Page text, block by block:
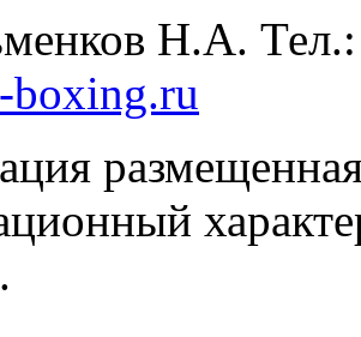
Н.А.
boxing.ru